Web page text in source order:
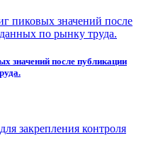
значений после публикации